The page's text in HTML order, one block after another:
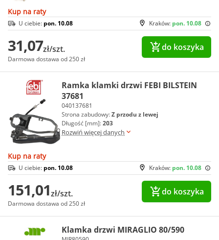
Kup na raty
Kraków: pon. 10.08
U ciebie: pon. 10.08
31,07zł/szt.
Darmowa dostawa od 250 zł
do koszyka
Ramka klamki drzwi FEBI BILSTEIN
37681
040137681
Strona zabudowy:Z przodu z lewej
Długość [mm]:203
Rozwiń więcej danych
Kup na raty
Kraków: pon. 10.08
U ciebie: pon. 10.08
151,01zł/szt.
Darmowa dostawa od 250 zł
do koszyka
Klamka drzwi MIRAGLIO 80/590